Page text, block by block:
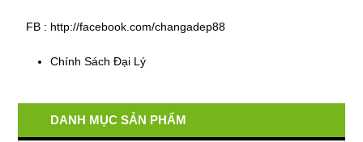
FB : http://facebook.com/changadep88
Chính Sách Đại Lý
DANH MỤC SẢN PHẨM